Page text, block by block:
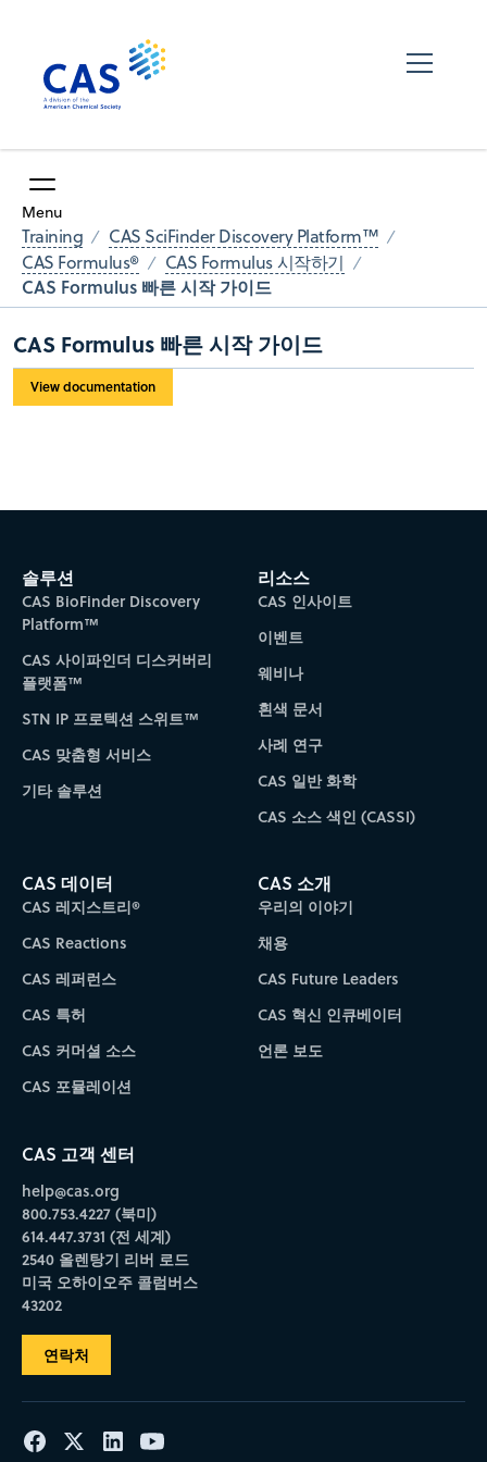
Menu
Training
CAS SciFinder Discovery Platform™
CAS Formulus®
CAS Formulus 시작하기
CAS Formulus 빠른 시작 가이드
CAS Formulus 빠른 시작 가이드
View documentation
솔루션
CAS BioFinder Discovery
Platform™
CAS 사이파인더 디스커버리
플랫폼™
STN IP 프로텍션 스위트™
CAS 맞춤형 서비스
기타 솔루션
리소스
CAS 인사이트
이벤트
웨비나
흰색 문서
사례 연구
CAS 일반 화학
CAS 소스 색인 (CASSI)
CAS 데이터
CAS 레지스트리®
CAS Reactions
CAS 레퍼런스
CAS 특허
CAS 커머셜 소스
CAS 포뮬레이션
CAS 소개
우리의 이야기
채용
CAS Future Leaders
CAS 혁신 인큐베이터
언론 보도
CAS 고객 센터
help@cas.org
800.753.4227 (북미)
614.447.3731 (전 세계)
2540 올렌탕기 리버 로드
미국 오하이오주 콜럼버스
43202
연락처